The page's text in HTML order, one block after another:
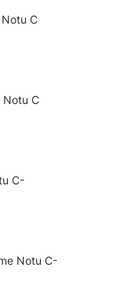
Notu C
Notu C
C-
Notu C-